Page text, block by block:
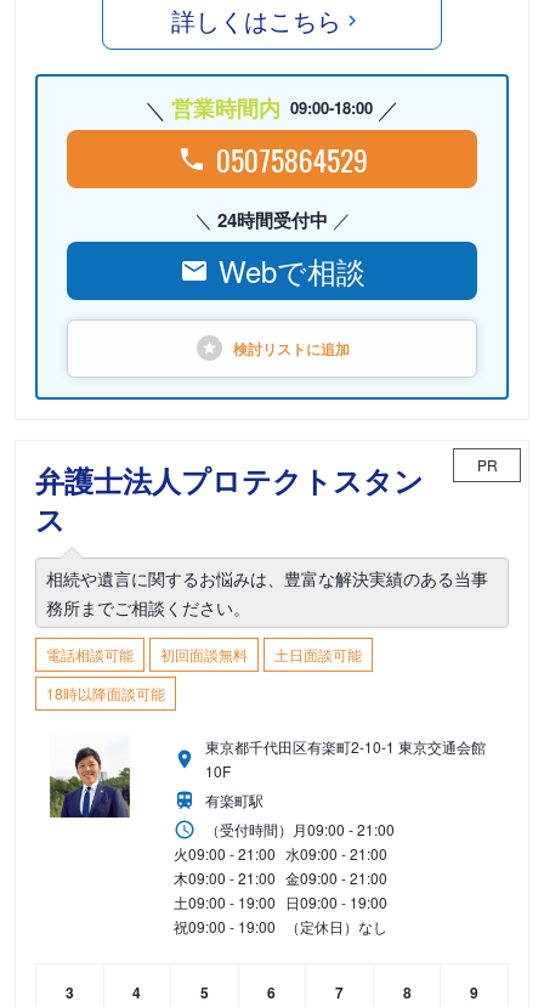
詳しくはこちら
営業時間内 09:00-18:00
05075864529
24時間受付中
Webで相談
検討リストに追加
弁護士法人プロテクトスタン
ス
PR
相続や遺言に関するお悩みは、豊富な解決実績のある当事
務所までご相談ください。
電話相談可能 初回面談無料
土日面談可能
18時以降面談可能
東京都千代田区有楽町2-10-1 東京交通会館
10F
有楽町駅
（受付時間） 月09:00 - 21:00
火09:00 - 21:00 水09:00 - 21:00
木09:00 - 21:00 金09:00 - 21:00
土09:00 - 19:00 日09:00 - 19:00
祝09:00 - 19:00 （定休日）なし
3
4
5
6
7
8
9